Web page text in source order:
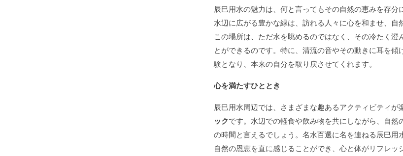
辰巳用水の魅力は、何と言ってもその自然の恵みを存分
水辺に広がる豊かな緑は、訪れる人々に心を和ませ、
この場所は、ただ水を眺めるのではなく、その冷たく
とができるのです。特に、清流の音やその動きに耳を
験となり、本来の自分を取り戻させてくれます。
心を満たすひととき
辰巳用水周辺では、さまざまな趣あるアクティビティが
ックです。水辺での軽食や飲み物を共にしながら、自
の時間と言えるでしょう。名水百選に名を連ねる辰巳
自然の恩恵を直に感じることができ、心と体がリフレ